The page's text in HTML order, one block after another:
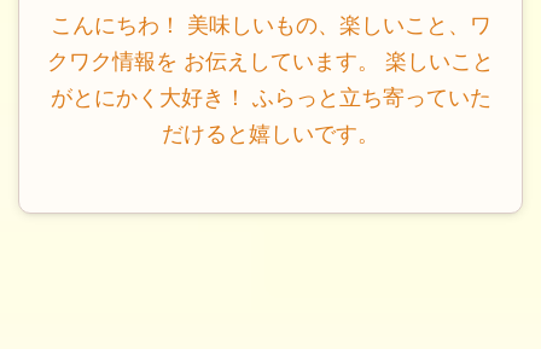
こんにちわ！ 美味しいもの、楽しいこと、ワ
クワク情報を お伝えしています。 楽しいこと
がとにかく大好き！ ふらっと立ち寄っていた
だけると嬉しいです。